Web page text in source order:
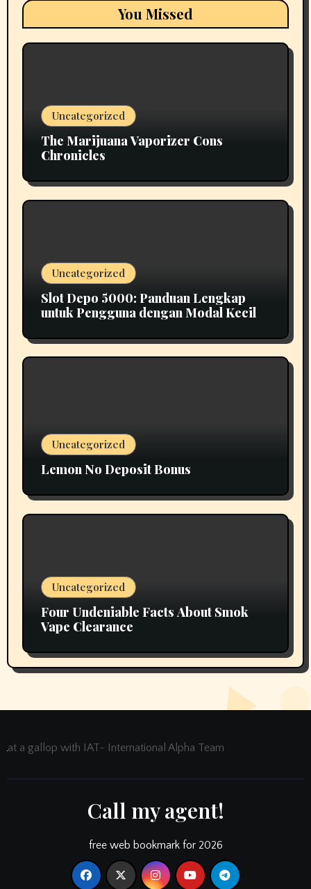
You Missed
Uncategorized
The Marijuana Vaporizer Cons
Chronicles
Uncategorized
Slot Depo 5000: Panduan Lengkap
untuk Pengguna dengan Modal Kecil
Uncategorized
Lemon No Deposit Bonus
Uncategorized
Four Undeniable Facts About Smok
Vape Clearance
at a gallop with IAT- International Alpha Team
Call my agent!
free web bookmark for 2026